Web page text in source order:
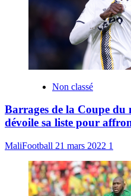
Non classé
Barrages de la Coupe du
dévoile sa liste pour
MaliFootball 21 mars 2022 1